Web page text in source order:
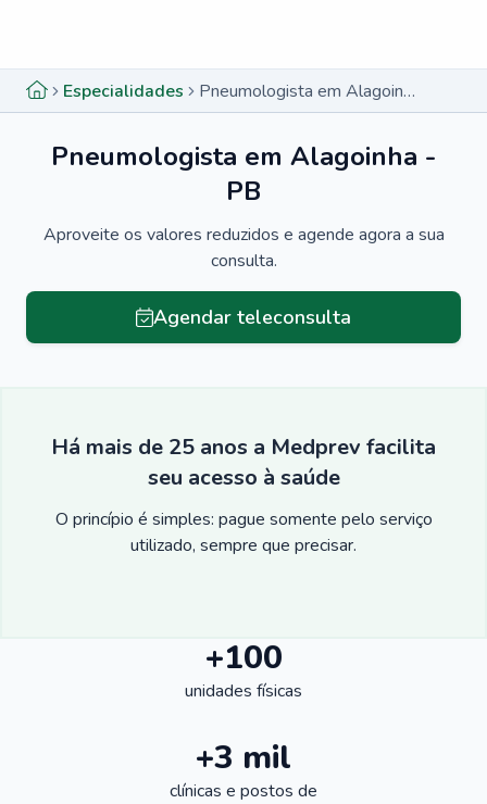
Especialidades Pneumologista em Alagoinha - PB
Pneumologista em Alagoinha -
PB
Aproveite os valores reduzidos e agende agora a sua
consulta.
Agendar teleconsulta
Há mais de 25 anos a Medprev facilita
seu acesso à saúde
O princípio é simples: pague somente pelo serviço
utilizado, sempre que precisar.
+100
unidades físicas
+3 mil
clínicas e postos de